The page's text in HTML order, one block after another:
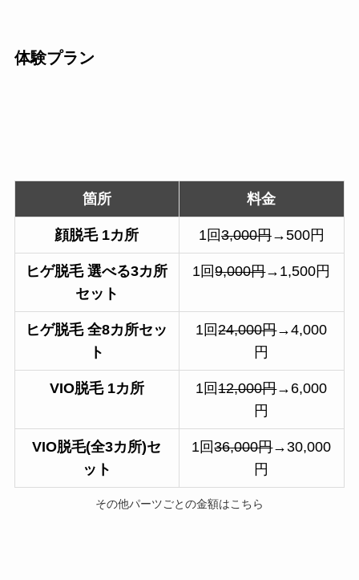
体験プラン
箇所 料金
顔脱毛 1カ所 1回3,000円→500円
ヒゲ脱毛 選べる3カ所
セット
1回9,000円→1,500円
ヒゲ脱毛 全8カ所セッ
ト
1回24,000円→4,000
円
VIO脱毛 1カ所 1回12,000円→6,000
円
VIO脱毛(全3カ所)セ
ット
1回36,000円→30,000
円
その他パーツごとの金額はこちら